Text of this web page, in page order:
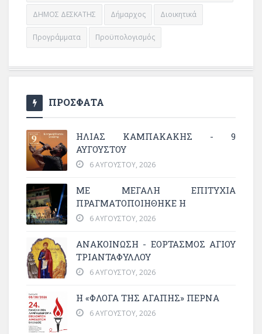
ΔΗΜΟΣ ΔΕΣΚΑΤΗΣ Δήμαρχος Διοικητικά
Προγράμματα Προϋπολογισμός
ΠΡΟΣΦΑΤΑ
ΗΛΙΑΣ ΚΑΜΠΑΚΑΚΗΣ - 9
ΑΥΓΟΥΣΤΟΥ
6 ΑΥΓΟΎΣΤΟΥ, 2026
ΜΕ ΜΕΓΆΛΗ ΕΠΙΤΥΧΊΑ
ΠΡΑΓΜΑΤΟΠΟΙΉΘΗΚΕ Η
6 ΑΥΓΟΎΣΤΟΥ, 2026
ΑΝΑΚΟΙΝΩΣΗ - ΕΟΡΤΑΣΜΟΣ ΑΓΙΟΥ
ΤΡΙΑΝΤΑΦΥΛΛΟΥ
6 ΑΥΓΟΎΣΤΟΥ, 2026
Η «ΦΛΌΓΑ ΤΗΣ ΑΓΆΠΗΣ» ΠΕΡΝΆ
6 ΑΥΓΟΎΣΤΟΥ, 2026